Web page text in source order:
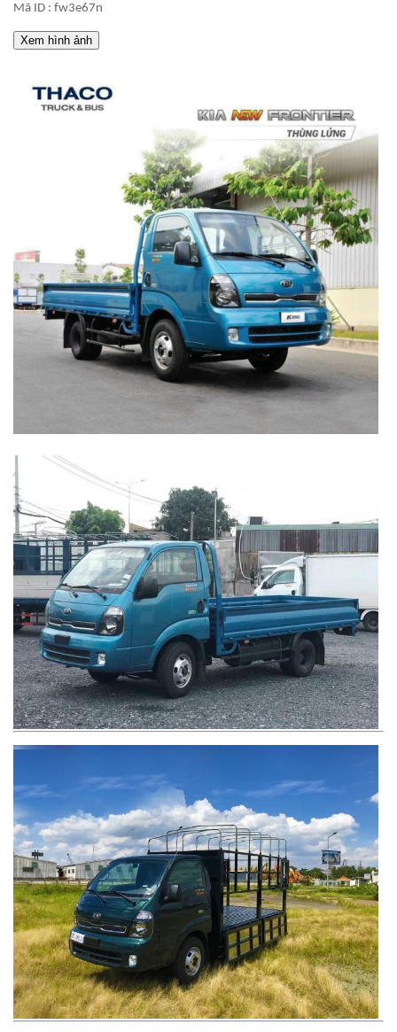
Mã ID : fw3e67n
Xem hình ảnh